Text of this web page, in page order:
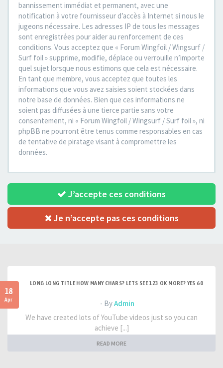
bannissement immédiat et permanent, avec une
notification à votre fournisseur d’accès à Internet si nous le
jugeons nécessaire. Les adresses IP de tous les messages
sont enregistrées pour aider au renforcement de ces
conditions. Vous acceptez que « Forum Wingfoil / Wingsurf /
Surf foil » supprime, modifie, déplace ou verrouille n’importe
quel sujet lorsque nous estimons que cela est nécessaire.
En tant que membre, vous acceptez que toutes les
informations que vous avez saisies soient stockées dans
notre base de données. Bien que ces informations ne
soient pas diffusées à une tierce partie sans votre
consentement, ni « Forum Wingfoil / Wingsurf / Surf foil », ni
phpBB ne pourront être tenus comme responsables en cas
de tentative de piratage visant à compromettre les
données.
J’accepte ces conditions
Je n’accepte pas ces conditions
18
Apr
LONG LONG TITLE HOW MANY CHARS? LETS SEE 123 OK MORE? YES 60
- ByAdmin
We have created lots of YouTube videos just so you can
achieve [...]
READ MORE